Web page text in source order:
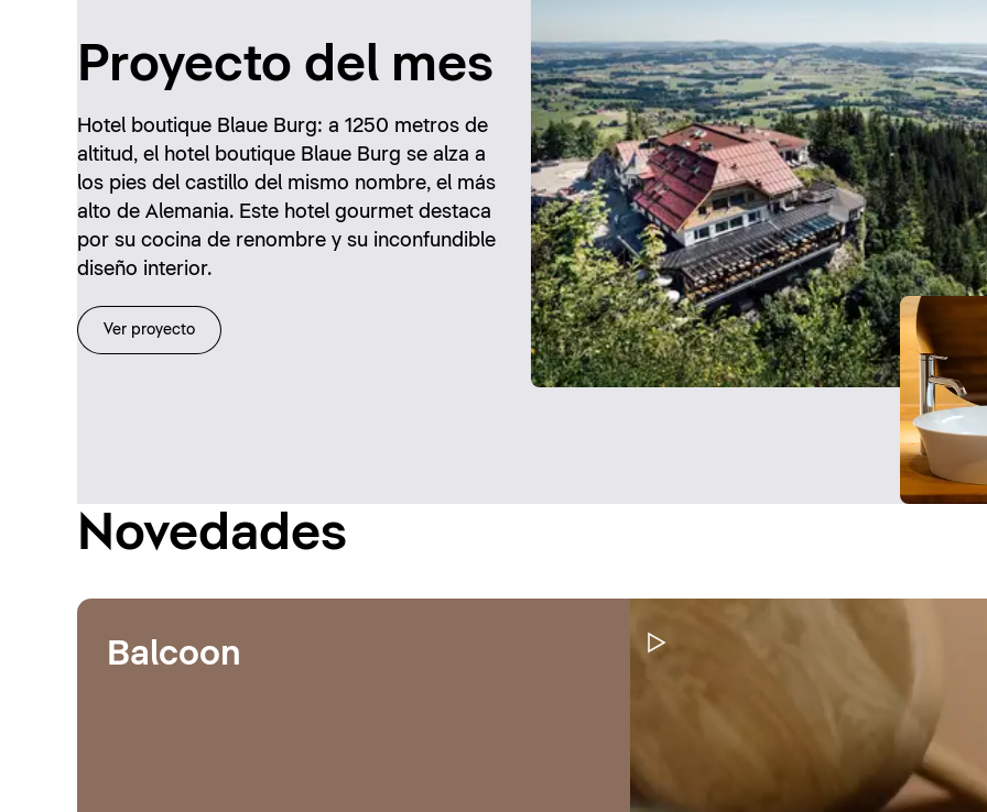
Proyecto del mes
Hotel boutique Blaue Burg: a 1250 metros de
altitud, el hotel boutique Blaue Burg se alza a
los pies del castillo del mismo nombre, el más
alto de Alemania. Este hotel gourmet destaca
por su cocina de renombre y su inconfundible
diseño interior.
Ver proyecto
Novedades
Pausar vídeo
Balcoon